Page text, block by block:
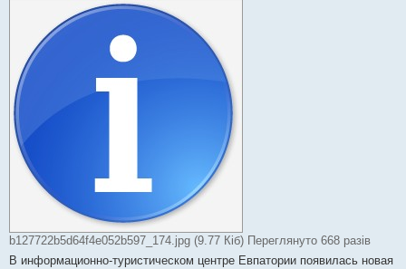
я
b127722b5d64f4e052b597_174.jpg (9.77 Кіб) Переглянуто 668 разів
В информационно-туристическом центре Евпатории появилась новая